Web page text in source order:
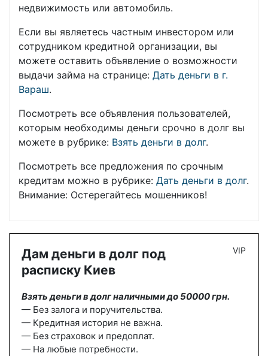
недвижимость или автомобиль.
Если вы являетесь частным инвестором или
сотрудником кредитной организации, вы
можете оставить объявление о возможности
выдачи займа на странице: Дать деньги в г.
Вараш.
Посмотреть все объявления пользователей,
которым необходимы деньги срочно в долг вы
можете в рубрике: Взять деньги в долг.
Посмотреть все предложения по срочным
кредитам можно в рубрике: Дать деньги в долг.
Внимание: Остерегайтесь мошенников!
Дам деньги в долг под
расписку Киев
Взять деньги в долг наличными до 50000 грн.
— Без залога и поручительства.
— Кредитная история не важна.
— Без страховок и предоплат.
— На любые потребности.
VIP